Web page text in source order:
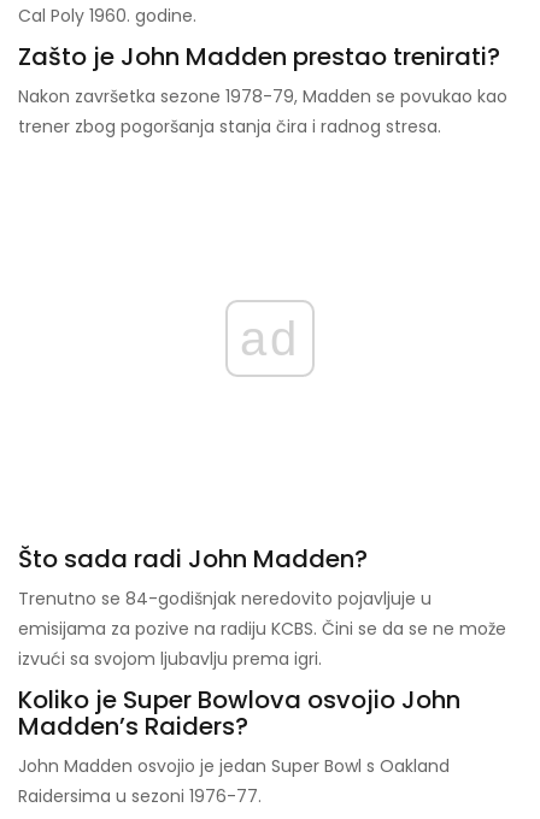
Cal Poly 1960. godine.
Zašto je John Madden prestao trenirati?
Nakon završetka sezone 1978-79, Madden se povukao kao
trener zbog pogoršanja stanja čira i radnog stresa.
ad
Što sada radi John Madden?
Trenutno se 84-godišnjak neredovito pojavljuje u
emisijama za pozive na radiju KCBS. Čini se da se ne može
izvući sa svojom ljubavlju prema igri.
Koliko je Super Bowlova osvojio John
Madden’s Raiders?
John Madden osvojio je jedan Super Bowl s Oakland
Raidersima u sezoni 1976-77.